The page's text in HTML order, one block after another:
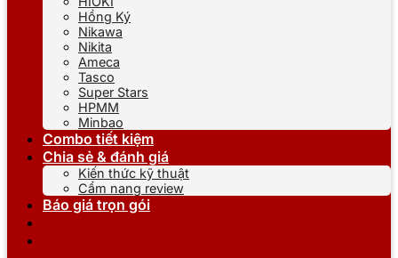
Hồng Ký
Nikawa
Nikita
Ameca
Tasco
Super Stars
HPMM
Minbao
Combo tiết kiệm
Chia sẻ & đánh giá
Kiến thức kỹ thuật
Cẩm nang review
Báo giá trọn gói